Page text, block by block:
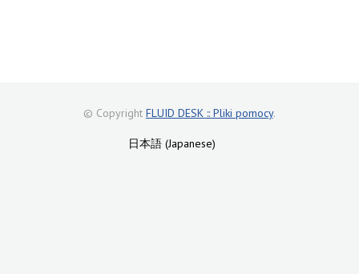
© Copyright FLUID DESK :: Pliki pomocy.
日本語 (Japanese)